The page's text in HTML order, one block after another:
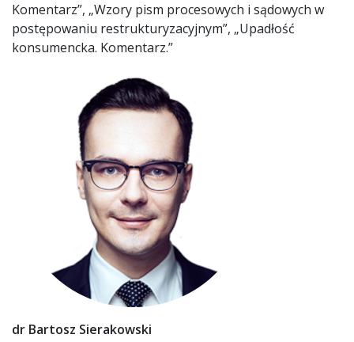
Komentarz”, „Wzory pism procesowych i sądowych w
postępowaniu restrukturyzacyjnym”, „Upadłość
konsumencka. Komentarz.”
dr Bartosz Sierakowski